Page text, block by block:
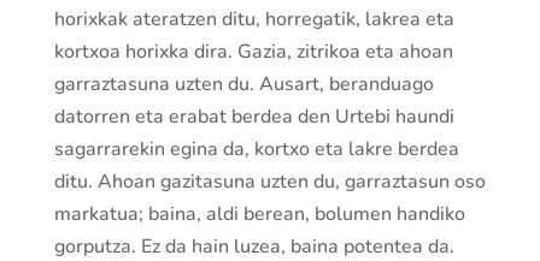
horixkak ateratzen ditu, horregatik, lakrea eta
kortxoa horixka dira. Gazia, zitrikoa eta ahoan
garraztasuna uzten du. Ausart, beranduago
datorren eta erabat berdea den Urtebi haundi
sagarrarekin egina da, kortxo eta lakre berdea
ditu. Ahoan gazitasuna uzten du, garraztasun oso
markatua; baina, aldi berean, bolumen handiko
gorputza. Ez da hain luzea, baina potentea da.